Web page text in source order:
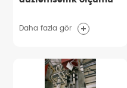
Daha fazla gör